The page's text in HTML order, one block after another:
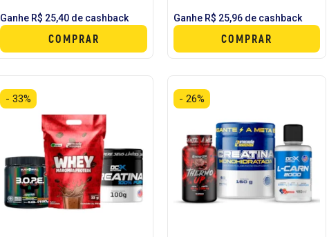
Ganhe R$ 25,40 de cashback
COMPRAR
Ganhe R$ 25,96 de cashback
COMPRAR
- 33% - 26%